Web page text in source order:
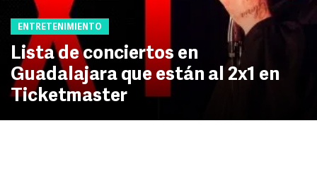
ENTRETENIMIENTO
Lista de conciertos en
Guadalajara que están al 2x1 en
Ticketmaster